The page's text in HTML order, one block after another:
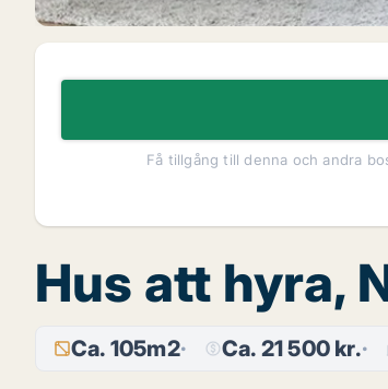
Få tillgång till denna och andra
Hus att hyra,
Ca. 105m2 Ca. 21 500 kr.